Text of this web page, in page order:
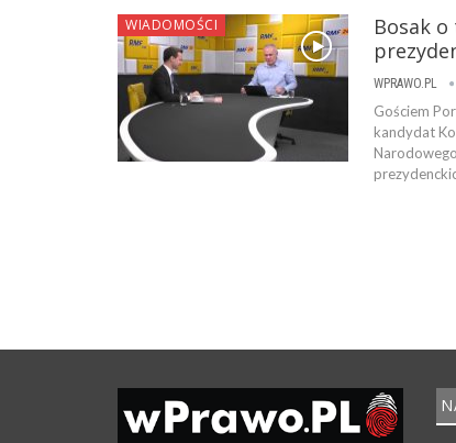
WIADOMOŚCI
Bosak
WPRAWO.PL
Gościem
kandydat